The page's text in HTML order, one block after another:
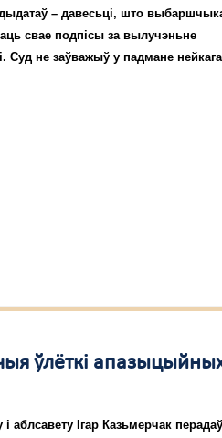
– давесьці, што
свае подпісы за вылучэньне
Суд не заўважыў у падмане нейкага
ўлёткі
аблсавету Ігар Казьмерчак